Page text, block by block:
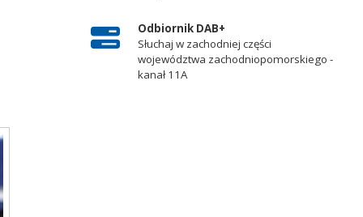
Odbiornik DAB+
Słuchaj w zachodniej części
województwa zachodniopomorskiego -
kanał 11A